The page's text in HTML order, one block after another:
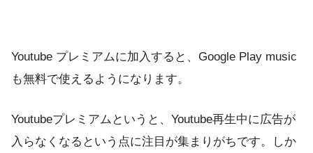
Youtube プレミアムに加入すると、Google Play music
も無料で使えるようになります。
Youtubeプレミアムというと、Youtube再生中に広告が
入らなくなるという点に注目が集まりがちです。しか